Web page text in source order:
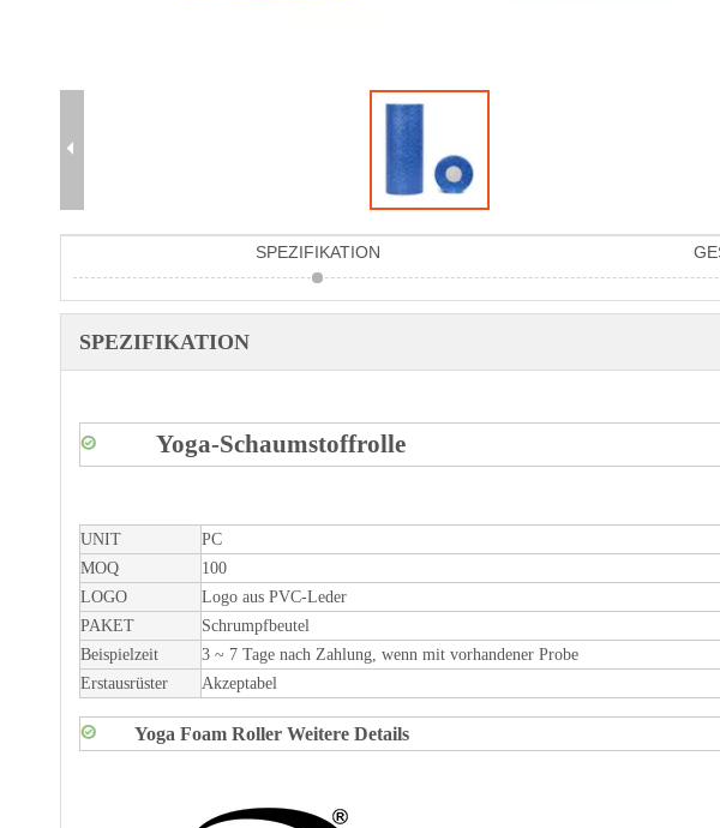
SPEZIFIKATION
SPEZIFIKATION
Yoga-Schaumstoffrolle
UNIT
PC
MOQ
100
LOGO
Logo aus PVC-Leder
PAKET
Schrumpfbeutel
Beispielzeit
3 ~ 7 Tage nach Zahlung, wenn mit vorhandener Probe
Erstausrüster
Akzeptabel
Yoga Foam Roller Weitere Details